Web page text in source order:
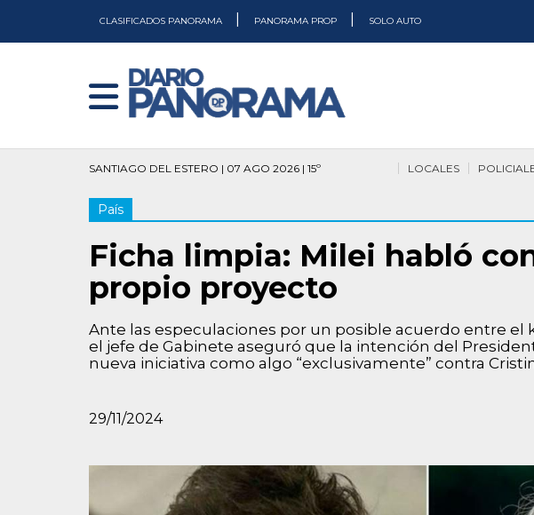
CLASIFICADOS PANORAMA PANORAMA PROP SOLO AUTO
SANTIAGO DEL ESTERO | 07 AGO 2026 | 15º LOCALES
País
Ficha limpia: Milei habló
propio proyecto
Ante las especulaciones por un posible acuerdo entre el
el jefe de Gabinete aseguró que la intención del
nueva iniciativa como algo “exclusivamente” contra
29/11/2024